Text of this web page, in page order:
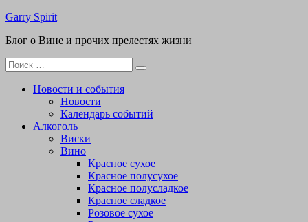
Перейти
содержимому
Garry Spirit
Блог о Вине и прочих прелестях жизни
Поиск
для:
Новости и события
Новости
Календарь событий
Алкоголь
Виски
Вино
Красное сухое
Красное полусухое
Красное полусладкое
Красное сладкое
Розовое сухое